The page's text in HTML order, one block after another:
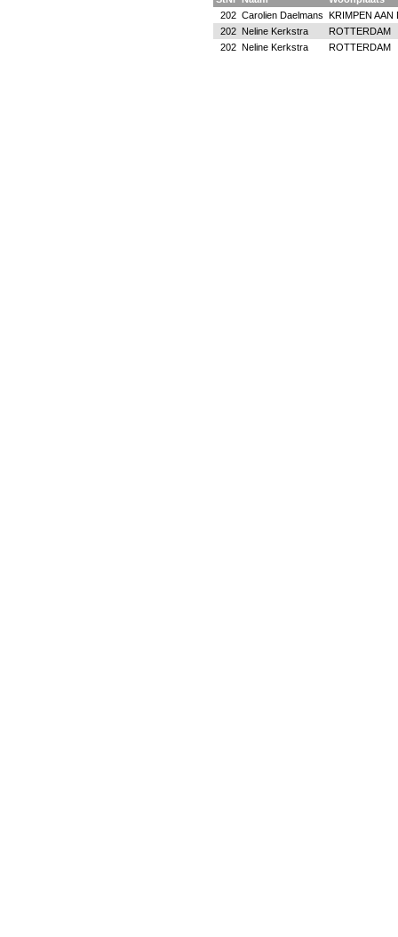
202 Carolien Daelmans KRIMPEN AAN
202
Neline Kerkstra
ROTTERDAM
202 Neline Kerkstra ROTTERDAM